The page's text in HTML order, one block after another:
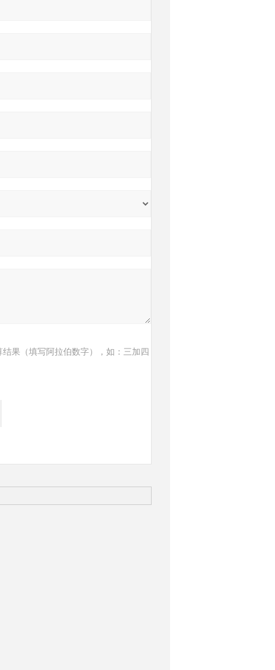
结果（填写阿拉伯数字），如：三加四